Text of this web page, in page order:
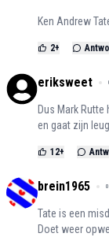
Ken Andrew
2+
eriksweet
Dus Mark
en gaat zijn
12+
brein1965
Tate is een
Doet weer